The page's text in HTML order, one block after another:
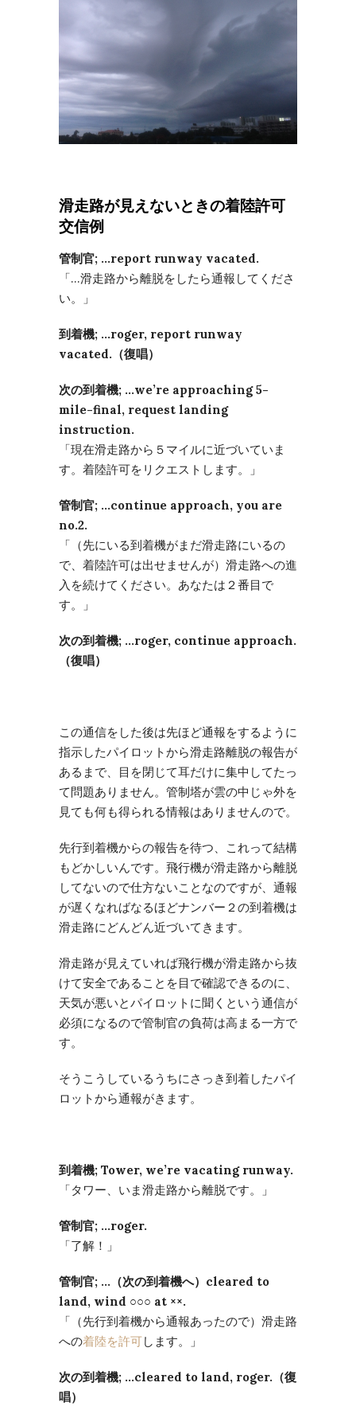
滑走路が見えないときの着陸許可
交信例
管制官; …report runway vacated.
「…滑走路から離脱をしたら通報してくださ
い。」
到着機; …roger, report runway
vacated.（復唱）
次の到着機; …we’re approaching 5-
mile-final, request landing
instruction.
「現在滑走路から５マイルに近づいていま
す。着陸許可をリクエストします。」
管制官; …continue approach, you are
no.2.
「（先にいる到着機がまだ滑走路にいるの
で、着陸許可は出せませんが）滑走路への進
入を続けてください。あなたは２番目で
す。」
次の到着機; …roger, continue approach.
（復唱）
この通信をした後は先ほど通報をするように
指示したパイロットから滑走路離脱の報告が
あるまで、目を閉じて耳だけに集中してたっ
て問題ありません。管制塔が雲の中じゃ外を
見ても何も得られる情報はありませんので。
先行到着機からの報告を待つ、これって結構
もどかしいんです。飛行機が滑走路から離脱
してないので仕方ないことなのですが、通報
が遅くなればなるほどナンバー２の到着機は
滑走路にどんどん近づいてきます。
滑走路が見えていれば飛行機が滑走路から抜
けて安全であることを目で確認できるのに、
天気が悪いとパイロットに聞くという通信が
必須になるので管制官の負荷は高まる一方で
す。
そうこうしているうちにさっき到着したパイ
ロットから通報がきます。
到着機; Tower, we’re vacating runway.
「タワー、いま滑走路から離脱です。」
管制官; …roger.
「了解！」
管制官; …（次の到着機へ）cleared to
land, wind ○○○ at ××.
「（先行到着機から通報あったので）滑走路
への着陸を許可します。」
次の到着機; …cleared to land, roger.（復
唱）